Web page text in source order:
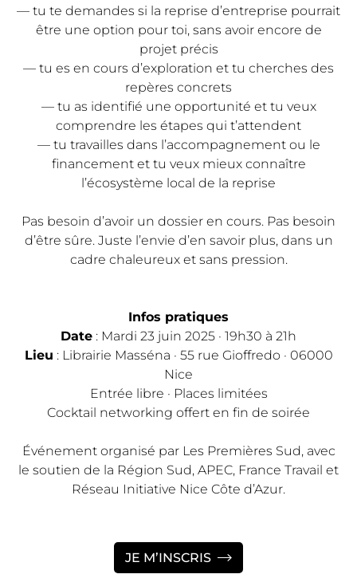
— tu te demandes si la reprise d’entreprise pourrait
être une option pour toi, sans avoir encore de
projet précis
— tu es en cours d’exploration et tu cherches des
repères concrets
— tu as identifié une opportunité et tu veux
comprendre les étapes qui t’attendent
— tu travailles dans l’accompagnement ou le
financement et tu veux mieux connaître
l’écosystème local de la reprise
Pas besoin d’avoir un dossier en cours. Pas besoin
d’être sûre. Juste l’envie d’en savoir plus, dans un
cadre chaleureux et sans pression.
Infos pratiques
Date : Mardi 23 juin 2025 · 19h30 à 21h
Lieu : Librairie Masséna · 55 rue Gioffredo · 06000
Nice
Entrée libre · Places limitées
Cocktail networking offert en fin de soirée
Événement organisé par Les Premières Sud, avec
le soutien de la Région Sud, APEC, France Travail et
Réseau Initiative Nice Côte d’Azur.
JE M’INSCRIS